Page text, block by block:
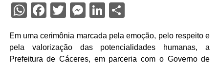
WhatsApp
Facebook
Twitter
Messenger
LinkedIn
Share
Em uma cerimônia marcada pela emoção, pelo respeito e
pela valorização das potencialidades humanas, a
Prefeitura de Cáceres, em parceria com o Governo de